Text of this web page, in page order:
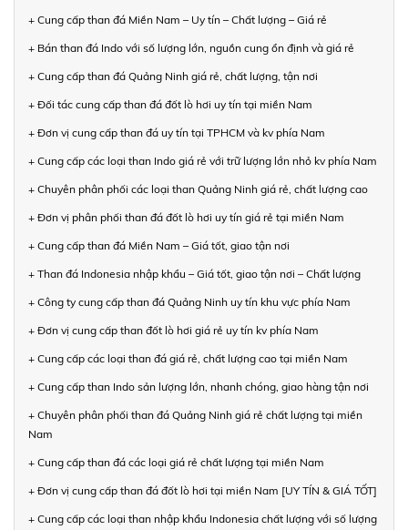
+ Cung cấp than đá Miền Nam – Uy tín – Chất lượng – Giá rẻ
+ Bán than đá Indo với số lượng lớn, nguồn cung ổn định và giá rẻ
+ Cung cấp than đá Quảng Ninh giá rẻ, chất lượng, tận nơi
+ Đối tác cung cấp than đá đốt lò hơi uy tín tại miền Nam
+ Đơn vị cung cấp than đá uy tín tại TPHCM và kv phía Nam
+ Cung cấp các loại than Indo giá rẻ với trữ lượng lớn nhỏ kv phía Nam
+ Chuyên phân phối các loại than Quảng Ninh giá rẻ, chất lượng cao
+ Đơn vị phân phối than đá đốt lò hơi uy tín giá rẻ tại miền Nam
+ Cung cấp than đá Miền Nam – Giá tốt, giao tận nơi
+ Than đá Indonesia nhập khẩu – Giá tốt, giao tận nơi – Chất lượng
+ Công ty cung cấp than đá Quảng Ninh uy tín khu vực phía Nam
+ Đơn vị cung cấp than đốt lò hơi giá rẻ uy tín kv phía Nam
+ Cung cấp các loại than đá giá rẻ, chất lượng cao tại miền Nam
+ Cung cấp than Indo sản lượng lớn, nhanh chóng, giao hàng tận nơi
+ Chuyên phân phối than đá Quảng Ninh giá rẻ chất lượng tại miền
Nam
+ Cung cấp than đá các loại giá rẻ chất lượng tại miền Nam
+ Đơn vị cung cấp than đá đốt lò hơi tại miền Nam [UY TÍN & GIÁ TỐT]
+ Cung cấp các loại than nhập khẩu Indonesia chất lượng với số lượng